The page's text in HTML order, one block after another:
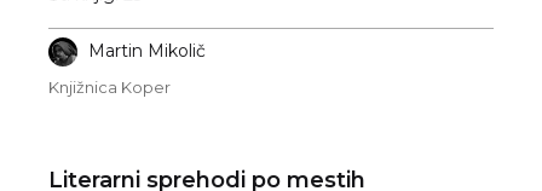
Martin Mikolič
Knjižnica Koper
Literarni sprehodi po mestih